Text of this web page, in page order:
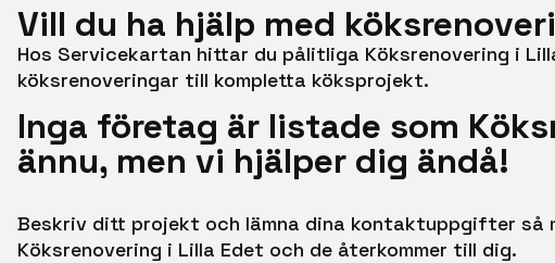
Vill du ha hjälp med
Hos Servicekartan hittar du pålitliga Köksrenovering i
köksrenoveringar till kompletta köksprojekt.
Inga företag är listade som
ännu, men vi hjälper dig ändå!
Beskriv ditt projekt och lämna dina kontaktuppgifter
Köksrenovering i Lilla Edet och de återkommer till dig.